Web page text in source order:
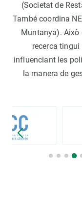
(Societat de
També coordina
Muntanya). Això
recerca
influenciant les
la manera de